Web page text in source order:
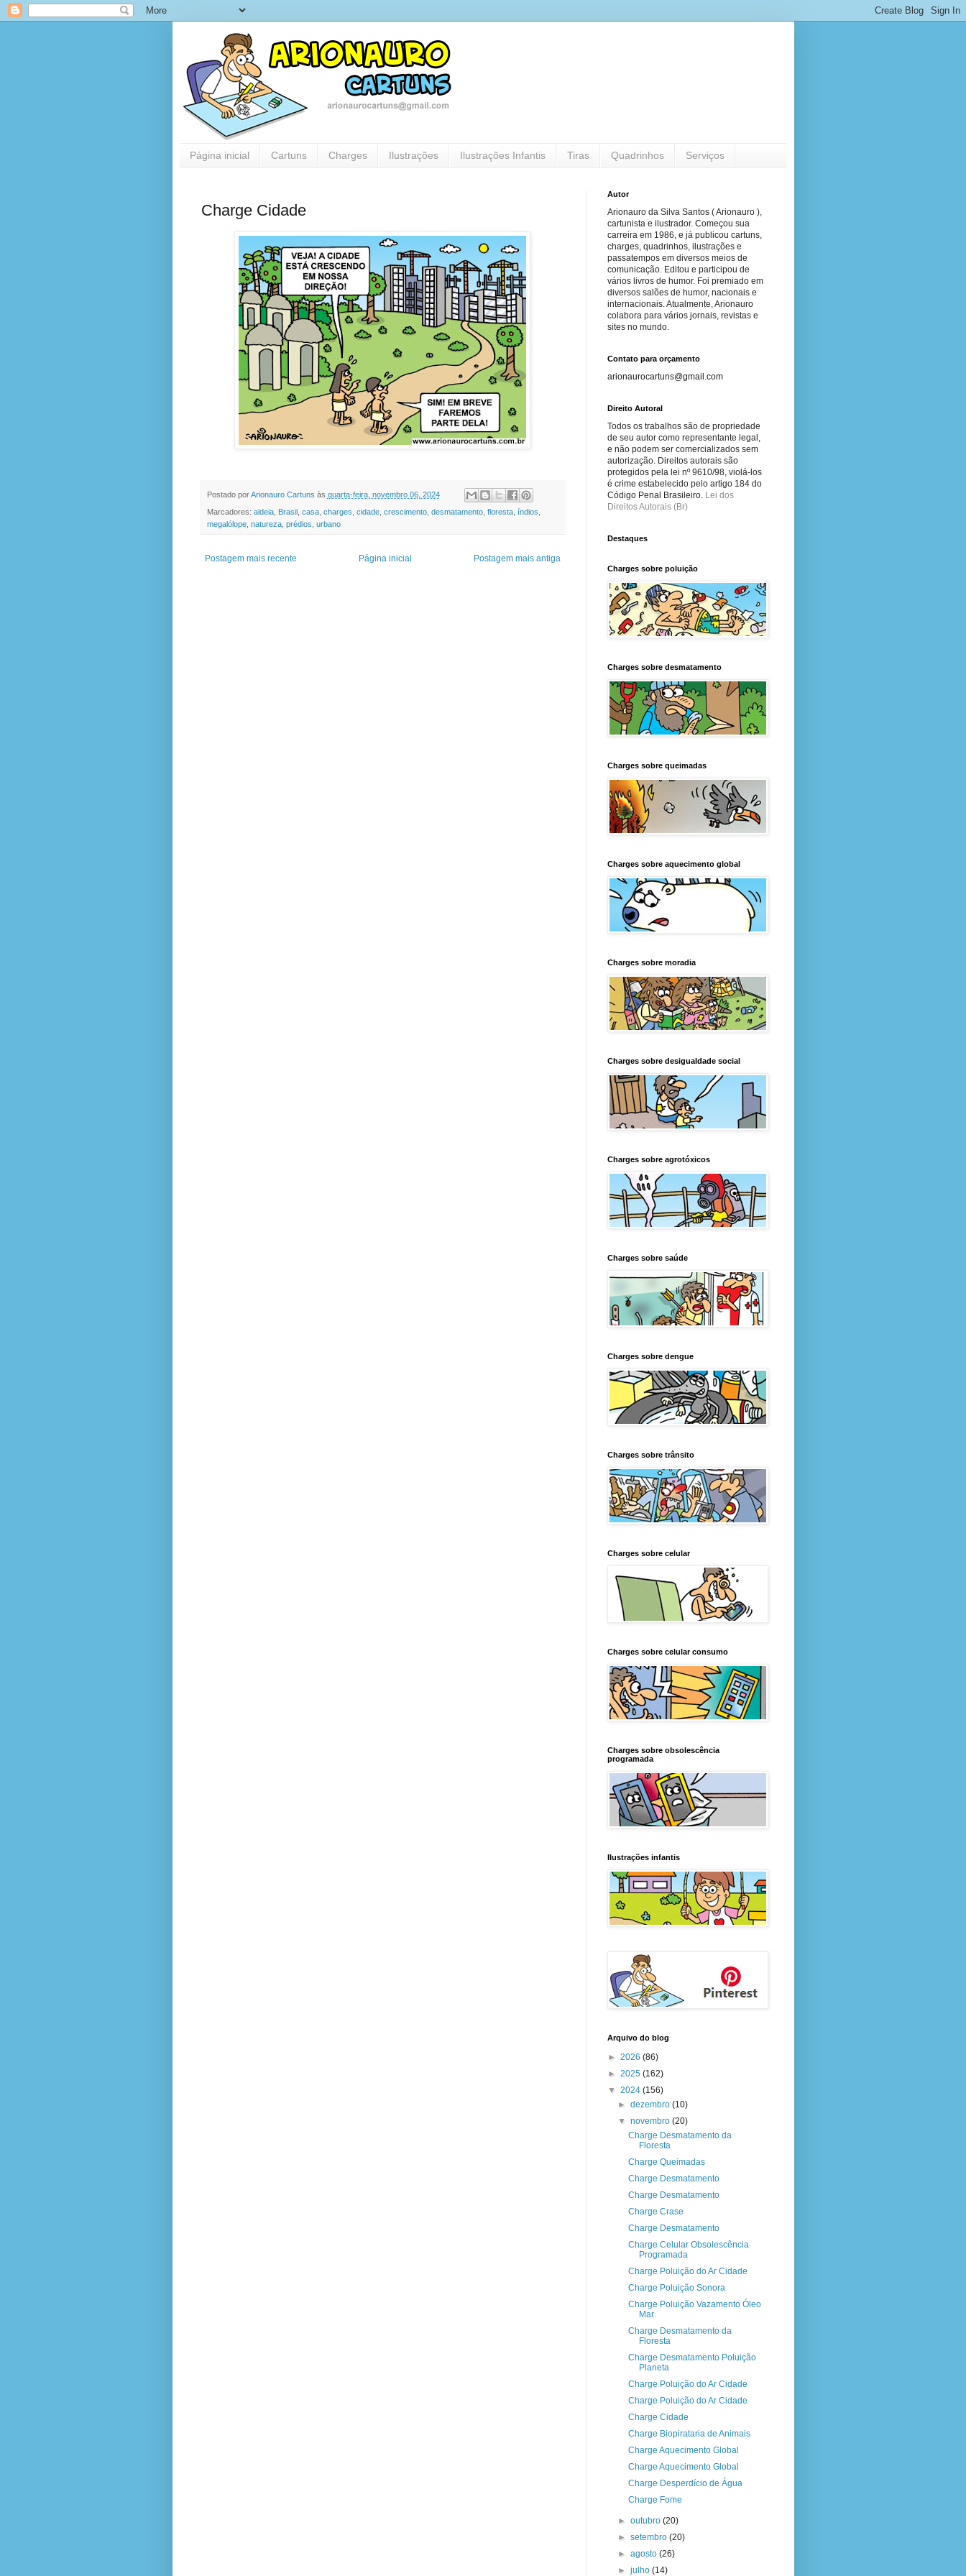
Página inicial Cartuns Charges Ilustrações Ilustrações Infantis Tiras Quadrinhos Serviços
Charge Cidade
Postado porArionauro Cartuns às quarta-feira, novembro 06, 2024
Marcadores: aldeia, Brasil, casa, charges cidade, crescimento, desmatamento, floresta, índios
megalólope, natureza, prédios urbano
Postagem mais recente Postagem mais antiga
Página inicial
Autor
Arionauro da Silva Santos ( Arionauro ),
cartunista e ilustrador. Começou sua
carreira em 1986, e já publicou cartuns,
charges, quadrinhos, ilustrações e
passatempos em diversos meios de
comunicação. Editou e participou de
vários livros de humor. Foi premiado em
diversos salões de humor, nacionais e
internacionais. Atualmente, Arionauro
colabora para vários jornais, revistas e
sites no mundo.
Contato para orçamento
arionaurocartuns@gmail.com
Direito Autoral
Todos os trabalhos são de propriedade
de seu autor como representante legal,
e não podem ser comercializados sem
autorização. Direitos autorais são
protegidos pela lei nº 9610/98, violá-los
é crime estabelecido pelo artigo 184 do
Código Penal Brasileiro. Lei dos
Direitos Autorais (Br)
Destaques
Charges sobre poluição
Charges sobre desmatamento
Charges sobre queimadas
Charges sobre aquecimento global
Charges sobre moradia
Charges sobre desigualdade social
Charges sobre agrotóxicos
Charges sobre saúde
Charges sobre dengue
Charges sobre trânsito
Charges sobre celular
Charges sobre celular consumo
Charges sobre obsolescência
programada
Ilustrações infantis
Arquivo do blog
► 2026 (86)
► 2025 (162)
▼ 2024 (156)
► dezembro (10)
▼ novembro (20)
Charge Desmatamento da
Floresta
Charge Queimadas
Charge Desmatamento
Charge Desmatamento
Charge Crase
Charge Desmatamento
Charge Celular Obsolescência
Programada
Charge Poluição do Ar Cidade
Charge Poluição Sonora
Charge Poluição Vazamento Óleo
Mar
Charge Desmatamento da
Floresta
Charge Desmatamento Poluição
Planeta
Charge Poluição do Ar Cidade
Charge Poluição do Ar Cidade
Charge Cidade
Charge Biopirataria de Animais
Charge Aquecimento Global
Charge Aquecimento Global
Charge Desperdício de Água
Charge Fome
► outubro (20)
► setembro (20)
► agosto (26)
► julho (14)